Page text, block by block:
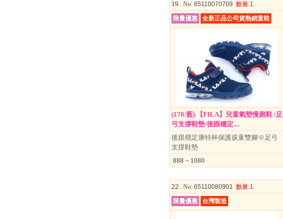
19 .No: 65110070709 數量:1
限量優惠
全新正品公司貨熱銷童鞋
(170/藍) 【FILA】兒童氣墊慢跑鞋 /足
弓支撐鞋墊/後跟穩定....
後跟穩定康特杯保護孩童雙腳※足弓
支撐鞋墊
888 ~ 1080
22 .No: 65110080901 數量:1
限量優惠
台灣製造